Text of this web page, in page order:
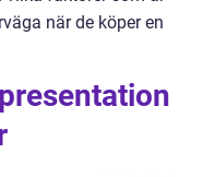
när de köper en